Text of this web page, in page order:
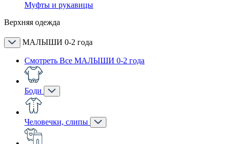
Муфты и рукавицы
Верхняя одежда
МАЛЫШИ 0-2 года
Смотреть Все МАЛЫШИ 0-2 года
Боди
Человечки, слипы